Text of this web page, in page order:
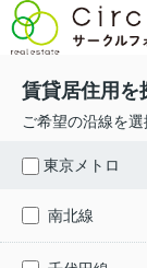
賃貸居住用を
ご希望の沿線を
東京メトロ
南北線